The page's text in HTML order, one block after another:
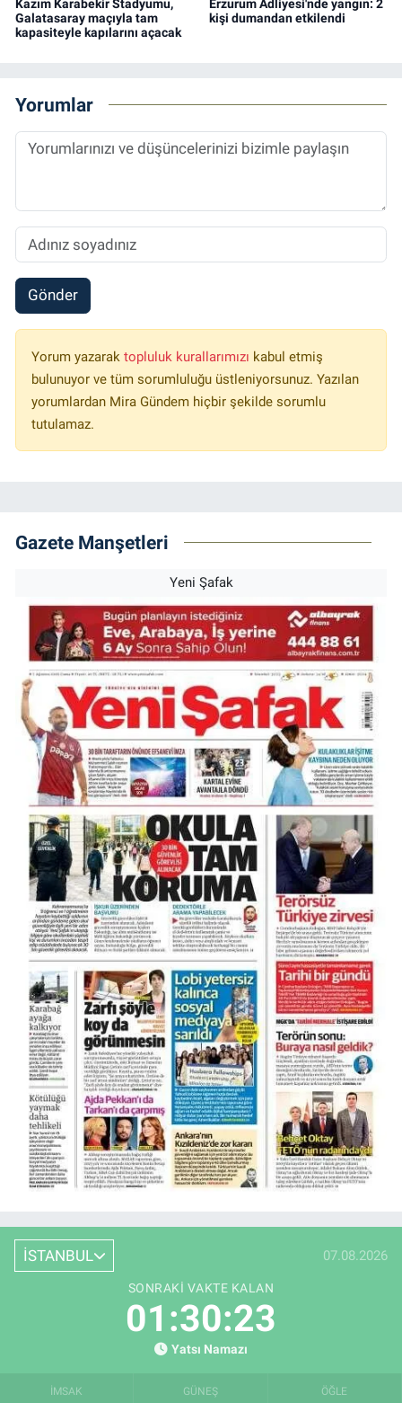
Kazım Karabekir Stadyumu,
Galatasaray maçıyla tam
kapasiteyle kapılarını açacak
Erzurum Adliyesi'nde yangın: 2
kişi dumandan etkilendi
Yorumlar
Gönder
Yorum yazarak topluluk kurallarımızı kabul etmiş
bulunuyor ve tüm sorumluluğu üstleniyorsunuz. Yazılan
yorumlardan Mira Gündem hiçbir şekilde sorumlu
tutulamaz.
Gazete Manşetleri
Yeni Şafak
İSTANBUL 07.08.2026
SONRAKI VAKTE KALAN
01:30:22
Yatsı Namazı
İMSAK GÜNEŞ ÖĞLE